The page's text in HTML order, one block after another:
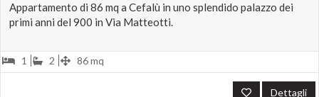
Appartamento di 86 mq a Cefalù in uno splendido palazzo dei
primi anni del 900 in Via Matteotti.
1 2 86 mq
Dettagli